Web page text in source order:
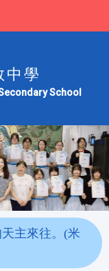
中學
School
主來往。(米